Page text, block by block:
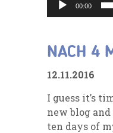
00:00
NACH 4
12.11.2016
I guess it’s
new blog
ten days of